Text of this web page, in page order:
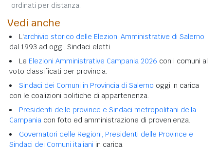
ordinati per distanza.
Vedi anche
L'archivio storico delle Elezioni Amministrative di Salerno
dal 1993 ad oggi. Sindaci eletti.
Le Elezioni Amministrative Campania 2026 con i comuni al
voto classificati per provincia.
Sindaci dei Comuni in Provincia di Salerno oggi in carica
con le coalizioni politiche di appartenenza.
Presidenti delle province e Sindaci metropolitani della
Campania con foto ed amministrazione di provenienza.
Governatori delle Regioni, Presidenti delle Province e
Sindaci dei Comuni italiani in carica.